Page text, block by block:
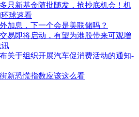
只新基金随批随发，抢抄底机会！机
球速看
加息，下一个会是美联储吗？
易即将启动，有望为港股带来可观增
讯
关于组织开展汽车促消费活动的通知-
新恐慌指数应该这么看